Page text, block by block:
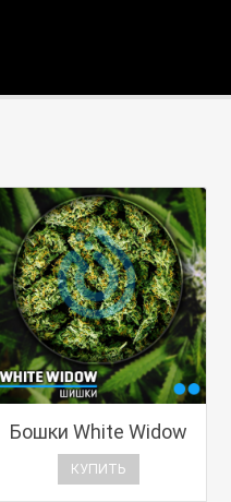
Бошки White Widow
КУПИТЬ